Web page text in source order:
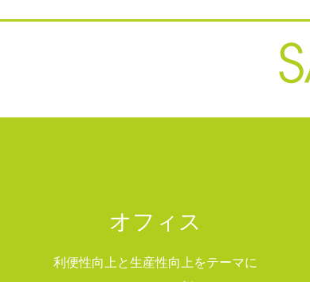
オフィス
利便性向上と生産性向上をテーマに